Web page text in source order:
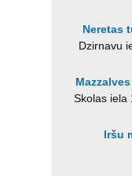
Neretas
Dzirnavu
Skolas iela
Iršu